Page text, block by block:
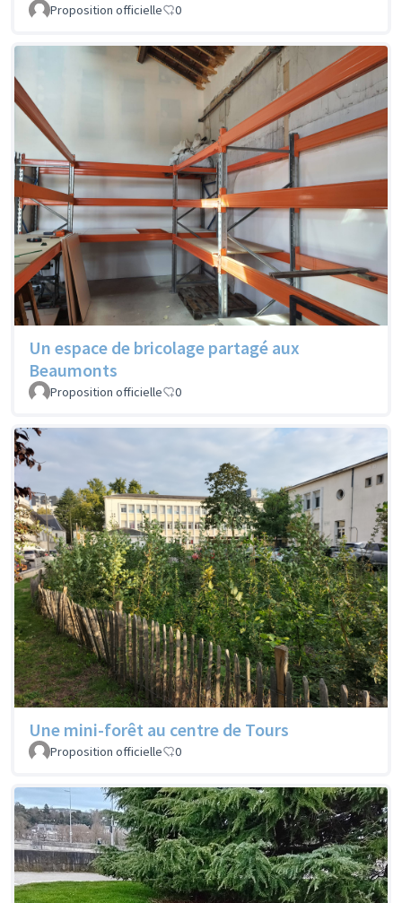
Proposition officielle 0
Un espace de bricolage partagé aux
Beaumonts
Proposition officielle 0
Une mini-forêt au centre de Tours
Proposition officielle 0